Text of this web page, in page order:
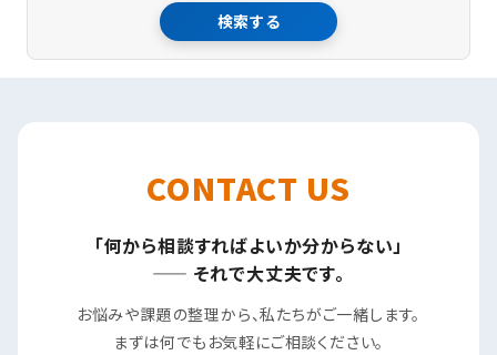
検索する
CONTACT US
「何から相談すればよいか分からない」
—— それで大丈夫です。
お悩みや課題の整理から、私たちがご一緒します。
まずは何でもお気軽にご相談ください。